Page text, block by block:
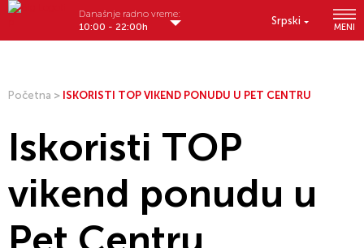
Srpski
MENI
Današnje radno vreme:
10:00 - 22:00h
Početna > ISKORISTI TOP VIKEND PONUDU U PET CENTRU
Iskoristi TOP
vikend ponudu u